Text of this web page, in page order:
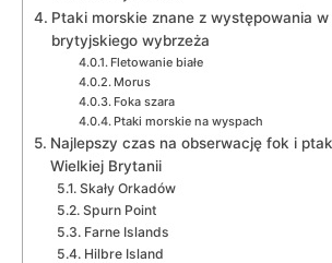
Ptaki morskie znane z występowania
brytyjskiego wybrzeża
Fletowanie białe
Morus
Foka szara
Ptaki⁣ morskie na wyspach
Najlepszy ⁣czas na obserwację fok i
Wielkiej Brytanii
Skały Orkadów
Spurn Point
Farne ⁤Islands
Hilbre Island